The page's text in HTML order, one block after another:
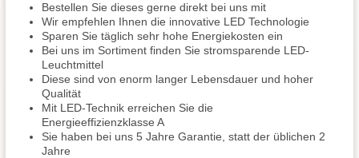
Bestellen Sie dieses gerne direkt bei uns mit
Wir empfehlen Ihnen die innovative LED Technologie
Sparen Sie täglich sehr hohe Energiekosten ein
Bei uns im Sortiment finden Sie stromsparende LED-
Leuchtmittel
Diese sind von enorm langer Lebensdauer und hoher
Qualität
Mit LED-Technik erreichen Sie die
Energieeffizienzklasse A
Sie haben bei uns 5 Jahre Garantie, statt der üblichen 2
Jahre